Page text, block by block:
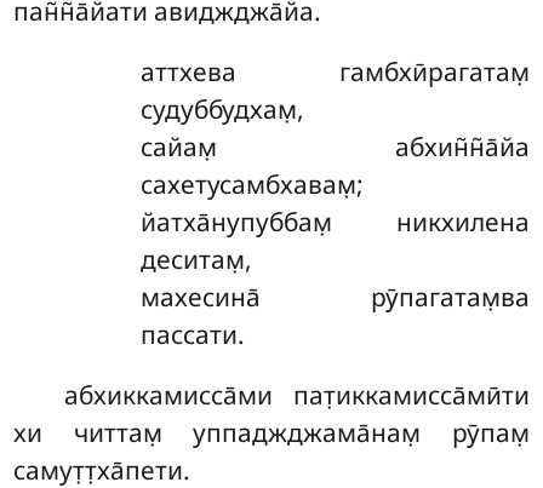
пан̃н̃а̄йати авиджджа̄йа.
аттхева гамбхӣрагатам̣
судуббудхам̣,
сайам̣ абхин̃н̃а̄йа
сахетусамбхавам̣;
йатха̄нупуббам̣ никхилена
деситам̣,
махесина̄ рӯпагатам̣ва
пассати.
абхиккамисса̄ми пат̣иккамисса̄мӣти
хи читтам̣ уппаджджама̄нам̣ рӯпам̣
самут̣т̣ха̄пети.